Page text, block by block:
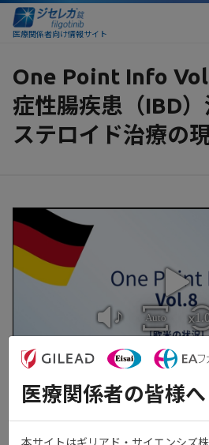
医療関係者向け情報サイト
One Point Info
症性腸疾患（IBD
ステロイド治療の
ondemand_video 動画［5:04］
医療関係者の皆様へ